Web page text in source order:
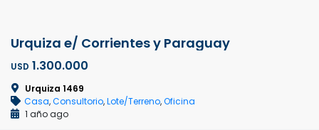
Urquiza e/ Corrientes y Paraguay
USD 1.300.000
Urquiza 1469
Casa,Consultorio,Lote/Terreno,Oficina
1 año ago